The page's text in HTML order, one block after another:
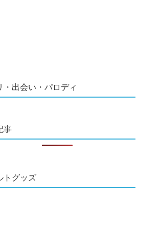
・出会い・パロディ
事
トグッズ